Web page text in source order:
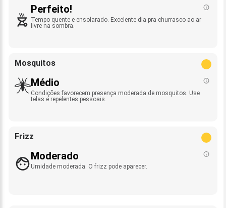
Perfeito!
Tempo quente e ensolarado. Excelente dia pra churrasco ao ar
livre na sombra.
Mosquitos
Médio
Condições favorecem presença moderada de mosquitos. Use
telas e repelentes pessoais.
Frizz
Moderado
Umidade moderada. O frizz pode aparecer.